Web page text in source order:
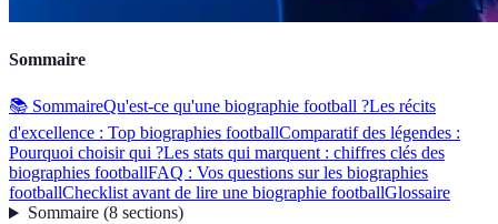
Sommaire
📚 SommaireQu'est-ce qu'une biographie football ?Les récits
d'excellence : Top biographies footballComparatif des légendes :
Pourquoi choisir qui ?Les stats qui marquent : chiffres clés des
biographies footballFAQ : Vos questions sur les biographies
footballChecklist avant de lire une biographie footballGlossaire
Sommaire(8 sections)